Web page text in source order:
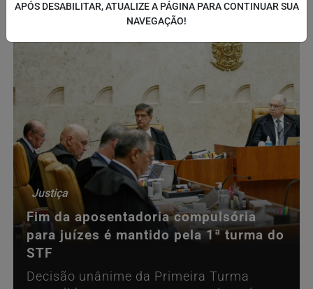
Justiça
Fim da aposentadoria compulsória
para juízes é mantido pela 1ª turma do
STF
Decisão unânime da Primeira Turma
APÓS DESABILITAR, ATUALIZE A PÁGINA PARA CONTINUAR SUA
NAVEGAÇÃO!